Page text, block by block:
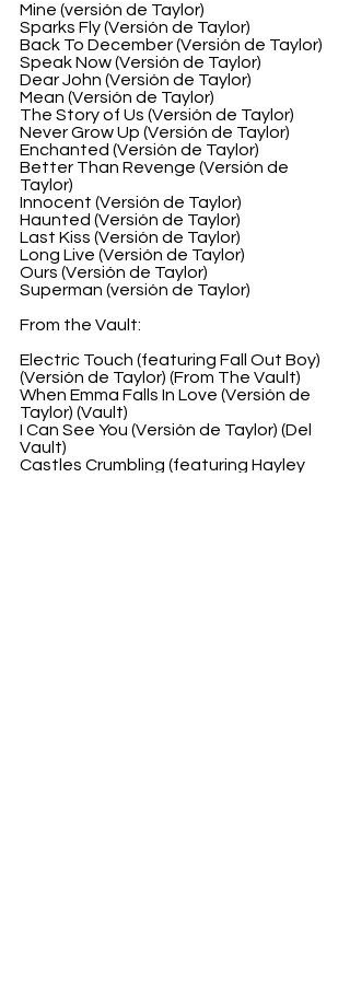
Mine (versión de Taylor)
Sparks Fly (Versión de Taylor)
Back To December (Versión de Taylor)
Speak Now (Versión de Taylor)
Dear John (Versión de Taylor)
Mean (Versión de Taylor)
The Story of Us (Versión de Taylor)
Never Grow Up (Versión de Taylor)
Enchanted (Versión de Taylor)
Better Than Revenge (Versión de
Taylor)
Innocent (Versión de Taylor)
Haunted (Versión de Taylor)
Last Kiss (Versión de Taylor)
Long Live (Versión de Taylor)
Ours (Versión de Taylor)
Superman (versión de Taylor)
From the Vault:
Electric Touch (featuring Fall Out Boy)
(Versión de Taylor) (From The Vault)
When Emma Falls In Love (Versión de
Taylor) (Vault)
I Can See You (Versión de Taylor) (Del
Vault)
Castles Crumbling (featuring Hayley